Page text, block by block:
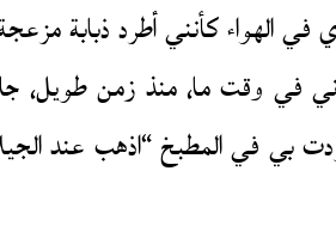
الهواء كأنني أطرد ذبابة
إني في وقت ما، منذ زمن
بي في المطبخ “اذهب عند